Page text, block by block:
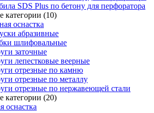
SDS Plus по бетону для перфоратора
категории (10)
оснастка
абразивные
шлифовальные
заточные
лепестковые веерные
отрезные по камню
отрезные по металлу
отрезные по нержавеющей стали
категории (20)
оснастка